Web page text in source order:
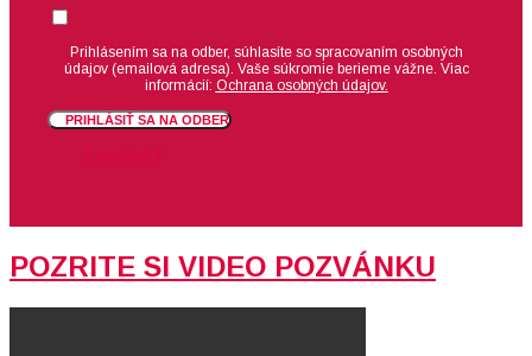
Prihlásením sa na odber, súhlasíte so spracovaním osobných
údajov (emailová adresa). Vaše súkromie berieme vážne. Viac
informácií: Ochrana osobných údajov.
PRIHLÁSIŤ SA NA ODBER
POZRITE SI VIDEO POZVÁNKU